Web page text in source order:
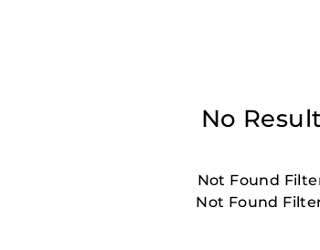
No
Not Found
Not Found